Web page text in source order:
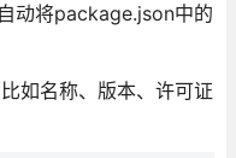
动将package.json中的
如名称、版本、许可证